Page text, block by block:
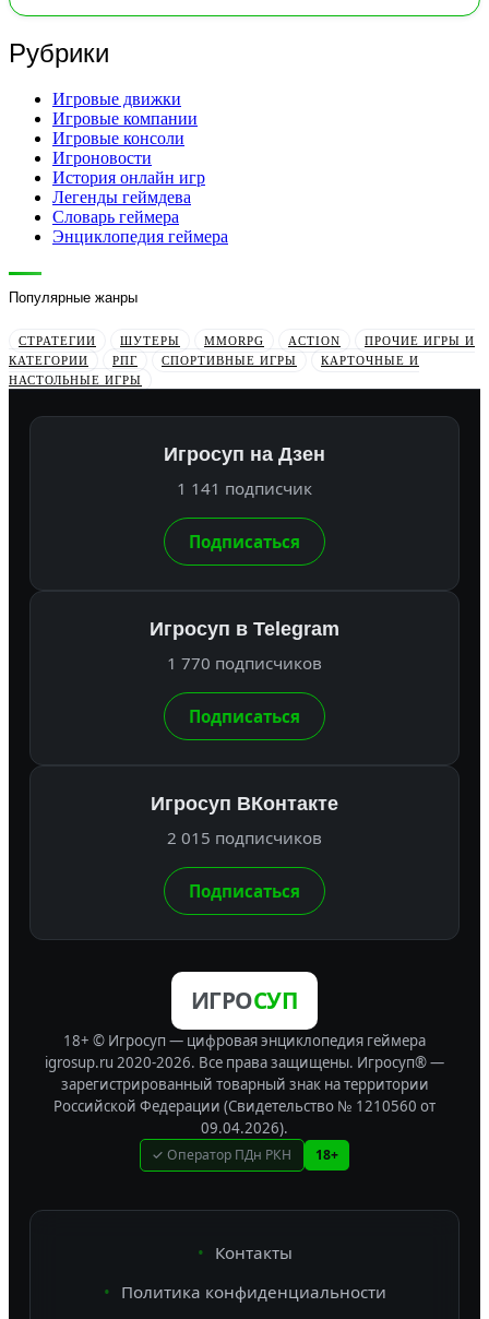
Рубрики
Игровые движки
Игровые компании
Игровые консоли
Игроновости
История онлайн игр
Легенды геймдева
Словарь геймера
Энциклопедия геймера
Популярные жанры
СТРАТЕГИИ ШУТЕРЫ MMORPG ACTION
ПРОЧИЕ ИГРЫ И
КАТЕГОРИИ
РПГ СПОРТИВНЫЕ ИГРЫ
КАРТОЧНЫЕ И
НАСТОЛЬНЫЕ ИГРЫ
Игросуп на Дзен
1 141 подписчик
Подписаться
Игросуп в Telegram
1 770 подписчиков
Подписаться
Игросуп ВКонтакте
2 015 подписчиков
Подписаться
ИГРОСУП
18+ © Игросуп — цифровая энциклопедия геймера
igrosup.ru 2020-2026. Все права защищены. Игросуп® —
зарегистрированный товарный знак на территории
Российской Федерации (Свидетельство № 1210560 от
09.04.2026).
✓ Оператор ПДн РКН 18+
Контакты
Политика конфиденциальности